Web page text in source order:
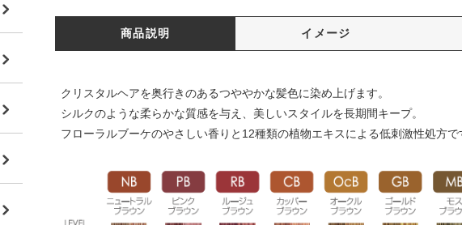
商品説明 イメージ
クリスタルヘアを奥行きのあるつややかな髪色に染め上げます。
シルクのような柔らかな質感を与え、美しいスタイルを長期間キープ。
フローラルブーケのやさしい香りと12種類の植物エキスによる低刺激性処方で